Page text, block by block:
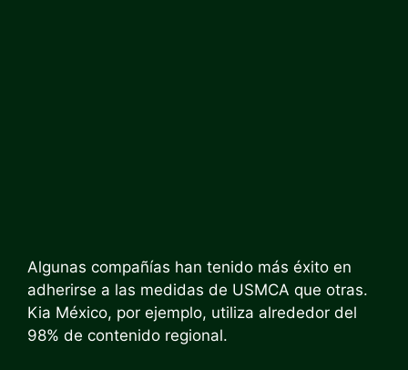
Algunas compañías han tenido más éxito en
adherirse a las medidas de USMCA que otras.
Kia México, por ejemplo, utiliza alrededor del
98% de contenido regional.